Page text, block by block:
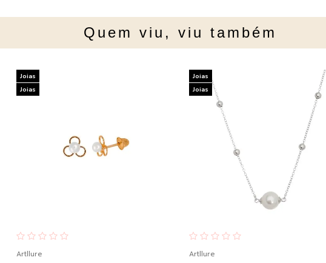
Quem viu, viu também
Artllure
Joias
Joias
Artllure
Joias
Joias